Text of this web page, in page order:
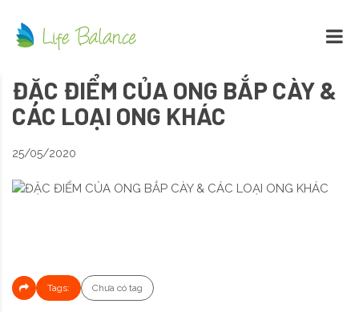
ĐẶC ĐIỂM CỦA ONG BẮP CÀY &
CÁC LOẠI ONG KHÁC
25/05/2020
Tags: Chưa có tag